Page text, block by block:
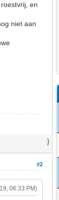
en
niet aan
}
#2
06:33 PM)